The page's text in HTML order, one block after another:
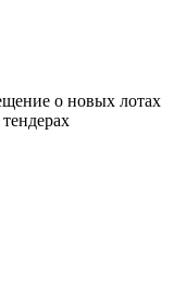
о новых лотах